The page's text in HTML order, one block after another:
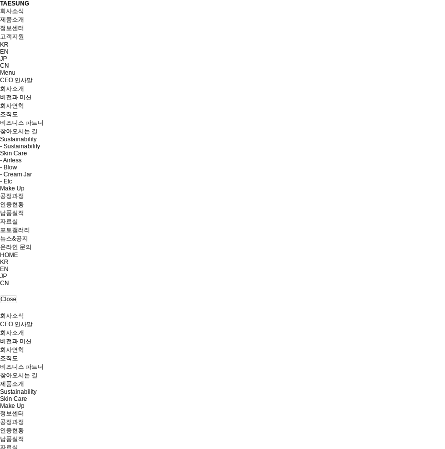
TAESUNG
회사소식
제품소개
정보센터
고객지원
KR
EN
JP
CN
Menu
CEO 인사말
회사소개
비전과 미션
회사연혁
조직도
비즈니스 파트너
찾아오시는 길
Sustainability
- Sustainability
Skin Care
- Airless
- Blow
- Cream Jar
- Etc
Make Up
공정과정
인증현황
납품실적
자료실
포토갤러리
뉴스&공지
온라인 문의
HOME
KR
EN
JP
CN
Close
회사소식
CEO 인사말
회사소개
비전과 미션
회사연혁
조직도
비즈니스 파트너
찾아오시는 길
제품소개
Sustainability
Skin Care
Make Up
정보센터
공정과정
인증현황
납품실적
자료실